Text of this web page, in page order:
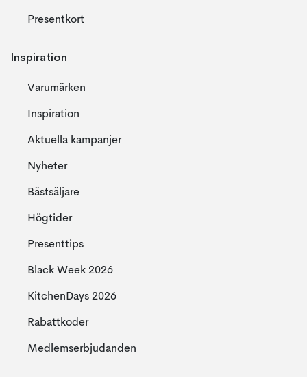
Presentkort
Inspiration
Varumärken
Inspiration
Aktuella kampanjer
Nyheter
Bästsäljare
Högtider
Presenttips
Black Week 2026
KitchenDays 2026
Rabattkoder
Medlemserbjudanden